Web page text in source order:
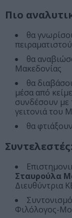
Πιο
θα
θα
Μακεδονίας
θα
μέσα από
συνδέσουν με
γειτονιά του
θα
Συντελεστές:
Σταυρούλα
Διευθύντρια
Φιλόλογος-